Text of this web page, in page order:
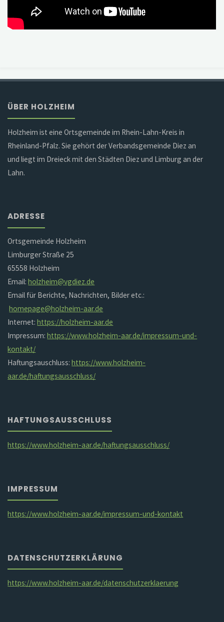
ÜBER HOLZHEIM
Holzheim ist eine Ortsgemeinde im Rhein-Lahn-Kreis in
Rheinland-Pfalz. Sie gehört der Verbandsgemeinde Diez an
und liegt im Dreieck mit den Städten Diez und Limburg an der
Lahn.
ADRESSE
Ortsgemeinde Holzheim
Limburger Straße 25
65558 Holzheim
Email:holzheim@vgdiez.de
Email für Berichte, Nachrichten, Bilder etc.:
homepage@holzheim-aar.de
Internet:https://holzheim-aar.de
Impressum:https://www.holzheim-aar.de/impressum-und-
kontakt/
Haftungsauschluss:https://www.holzheim-
aar.de/haftungsausschluss/
HAFTUNGSAUSSCHLUSS
https://www.holzheim-aar.de/haftungsausschluss/
IMPRESSUM
https://www.holzheim-aar.de/impressum-und-kontakt
DATENSCHUTZERKLÄRUNG
https://www.holzheim-aar.de/datenschutzerklaerung